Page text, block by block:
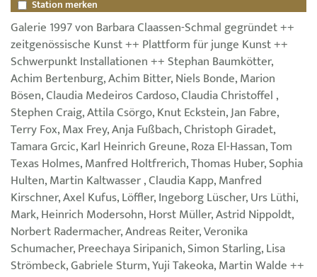
Station merken
Galerie 1997 von Barbara Claassen-Schmal gegründet ++
zeitgenössische Kunst ++ Plattform für junge Kunst ++
Schwerpunkt Installationen ++ Stephan Baumkötter,
Achim Bertenburg, Achim Bitter, Niels Bonde, Marion
Bösen, Claudia Medeiros Cardoso, Claudia Christoffel ,
Stephen Craig, Attila Csörgo, Knut Eckstein, Jan Fabre,
Terry Fox, Max Frey, Anja Fußbach, Christoph Giradet,
Tamara Grcic, Karl Heinrich Greune, Roza El-Hassan, Tom
Texas Holmes, Manfred Holtfrerich, Thomas Huber, Sophia
Hulten, Martin Kaltwasser , Claudia Kapp, Manfred
Kirschner, Axel Kufus, Löffler, Ingeborg Lüscher, Urs Lüthi,
Mark, Heinrich Modersohn, Horst Müller, Astrid Nippoldt,
Norbert Radermacher, Andreas Reiter, Veronika
Schumacher, Preechaya Siripanich, Simon Starling, Lisa
Strömbeck, Gabriele Sturm, Yuji Takeoka, Martin Walde ++